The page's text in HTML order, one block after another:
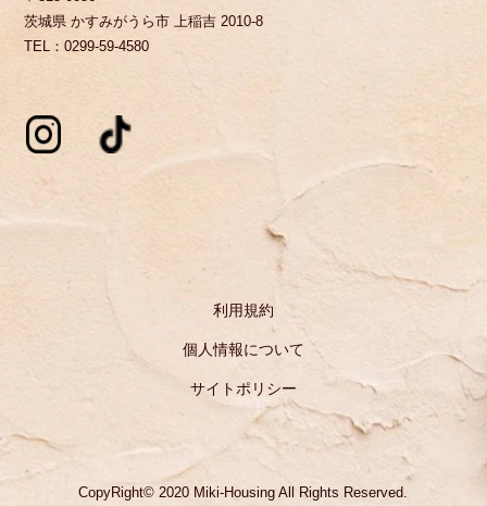
茨城県 かすみがうら市 上稲吉 2010-8
TEL：0299-59-4580
利用規約
個人情報について
サイトポリシー
CopyRight© 2020 Miki-Housing All Rights Reserved.